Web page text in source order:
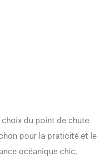
du point de chute
pour la praticité et le
océanique chic,